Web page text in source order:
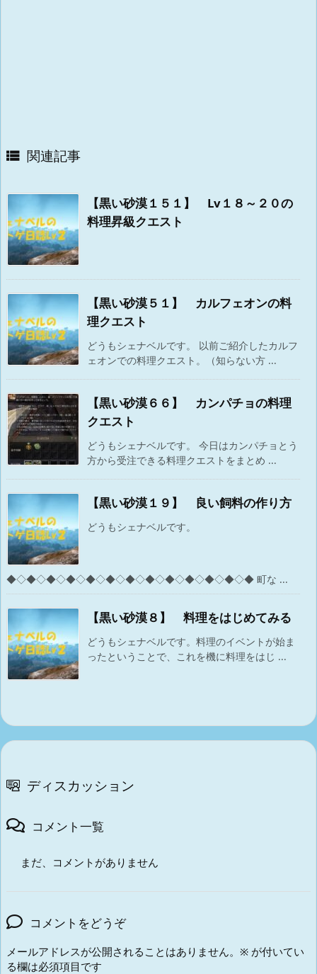
 関連記事
【黒い砂漠１５１】 Lv１８～２０の
料理昇級クエスト
【黒い砂漠５１】 カルフェオンの料
理クエスト
どうもシェナベルです。 以前ご紹介したカルフ
ェオンでの料理クエスト。（知らない方 ...
【黒い砂漠６６】 カンパチョの料理
クエスト
どうもシェナベルです。 今日はカンパチョとう
方から受注できる料理クエストをまとめ ...
【黒い砂漠１９】 良い飼料の作り方
どうもシェナベルです。
◆◇◆◇◆◇◆◇◆◇◆◇◆◇◆◇◆◇◆◇◆◇◆◇◆ 町な ...
【黒い砂漠８】 料理をはじめてみる
どうもシェナベルです。料理のイベントが始ま
ったということで、これを機に料理をはじ ...
ディスカッション
コメント一覧
まだ、コメントがありません
コメントをどうぞ
メールアドレスが公開されることはありません。 ※ が付いてい
る欄は必須項目です